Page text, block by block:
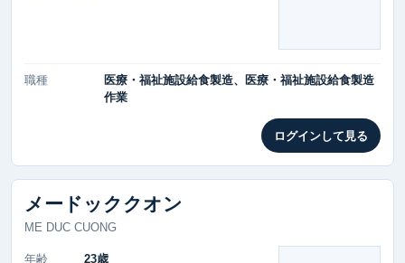
職種
医療・福祉施設給食製造、医療・福祉施設給食製造
作業
ログインして見る
メードッククオン
ME DUC CUONG
年齢
23歳